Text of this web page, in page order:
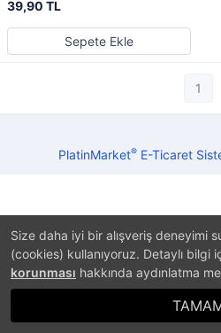
Size daha iyi bir alışveriş deneyimi
(cookies) kullanıyoruz. Detaylı bilgi
korunması hakkında aydınlatma
39,90 TL
Sepete Ekle
1
PlatinMarket®E-Ticaret